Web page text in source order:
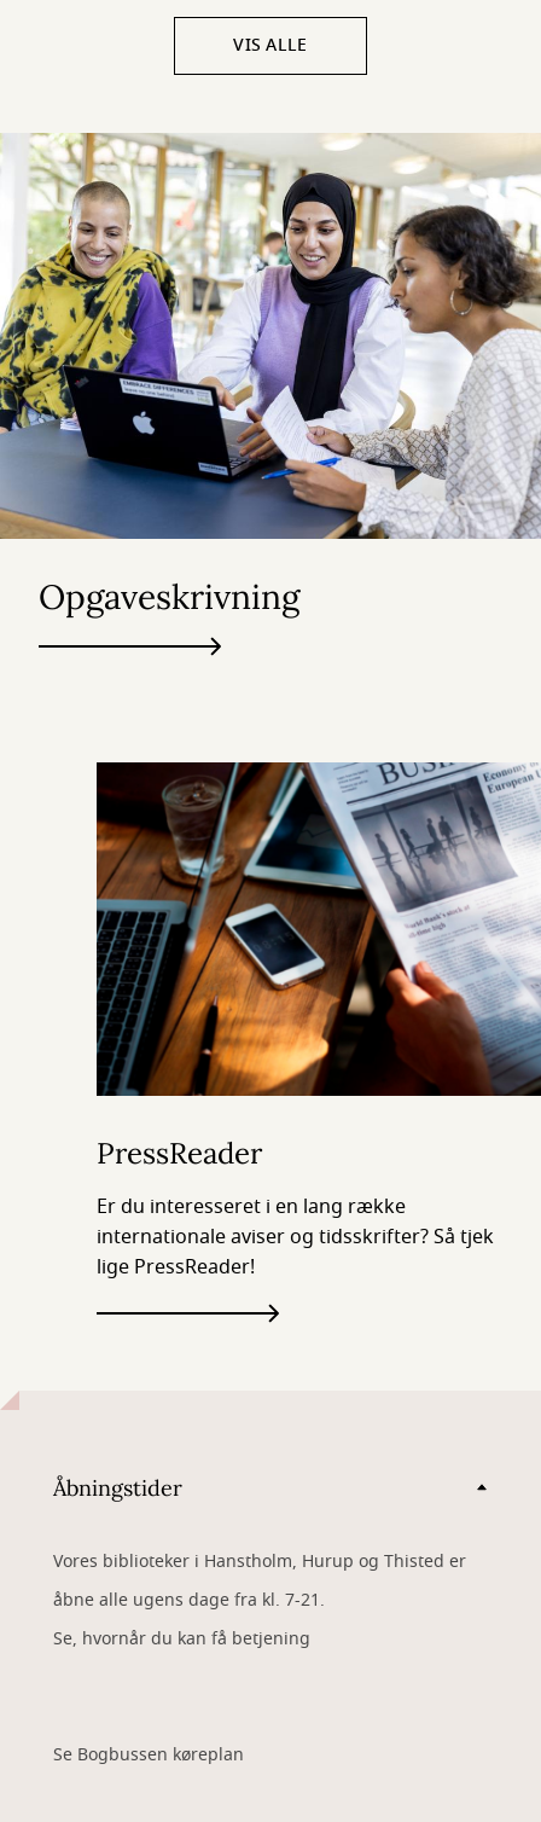
VIS ALLE
Opgaveskrivning
PressReader
Er du interesseret i en lang række
internationale aviser og tidsskrifter? Så tjek
lige PressReader!
Åbningstider
Vores biblioteker i Hanstholm, Hurup og Thisted er
åbne alle ugens dage fra kl. 7-21.
Se, hvornår du kan få betjening
Se Bogbussen køreplan